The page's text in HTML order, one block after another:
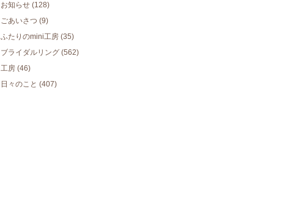
お知らせ (128)
ごあいさつ (9)
ふたりのmini工房 (35)
ブライダルリング (562)
工房 (46)
日々のこと (407)